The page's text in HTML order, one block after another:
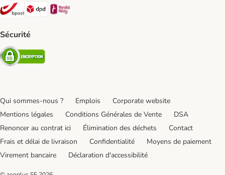
Bpost Shipping Method
DPD Shipping Method
Sécurité
Security
Qui sommes-nous ? Emplois
Corporate website
Mentions légales
Conditions Générales de Vente
DSA
Renoncer au contrat ici
Élimination des déchets
Contact
Frais et délai de livraison
Confidentialité
Moyens de paiement
Virement bancaire
Déclaration d'accessibilité